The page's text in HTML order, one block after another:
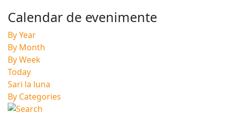
Calendar de evenimente
By Year
By Month
By Week
Today
Sari la luna
By Categories